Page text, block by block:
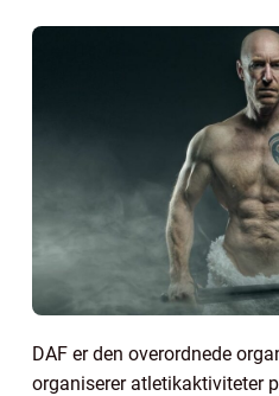
DAF er den overordnede
organiserer atletikaktiviteter